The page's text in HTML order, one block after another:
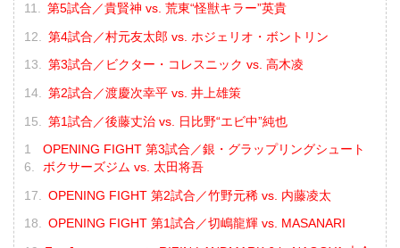
第5試合／貴賢神 vs. 荒東“怪獣キラー”英貴
第4試合／村元友太郎 vs. ホジェリオ・ボントリン
第3試合／ビクター・コレスニック vs. 高木凌
第2試合／渡慶次幸平 vs. 井上雄策
第1試合／後藤丈治 vs. 日比野“エビ中”純也
OPENING FIGHT 第3試合／銀・グラップリングシュート
ボクサーズジム vs. 太田将吾
OPENING FIGHT 第2試合／竹野元稀 vs. 内藤凌太
OPENING FIGHT 第1試合／切嶋龍輝 vs. MASANARI